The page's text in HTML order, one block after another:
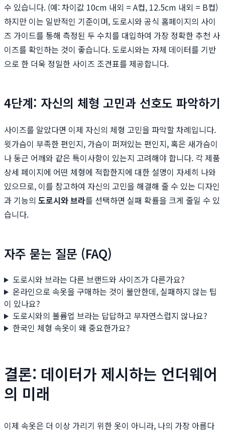
수 있습니다. (예: 차이값 10cm 내외 = A컵, 12.5cm 내외 = B컵)
하지만 이는 일반적인 기준이며, 도로시와 공식 홈페이지의 사이
즈 가이드를 통해 측정된 두 수치를 대입하여 가장 정확한 추천 사
이즈를 확인하는 것이 좋습니다. 도로시와는 자체 데이터를 기반
으로 한 더욱 정밀한 사이즈 조견표를 제공합니다.
4단계: 자신의 체형 고민과 선호도 파악하기
사이즈를 알았다면 이제 자신의 체형 고민을 파악할 차례입니다.
윗가슴이 부족한 편인지, 가슴이 퍼져있는 편인지, 혹은 새가슴이
나 둥근 어깨와 같은 특이사항이 있는지 고려해야 합니다. 각 제품
상세 페이지에 어떤 체형에 적합한지에 대한 설명이 자세히 나와
있으므로, 이를 참고하여 자신의 고민을 해결해 줄 수 있는 디자인
과 기능의 도로시와 브라를 선택하면 실패 확률을 크게 줄일 수 있
습니다.
자주 묻는 질문 (FAQ)
도로시와 브라는 다른 브랜드와 사이즈가 다른가요?
온라인으로 속옷을 구매하는 것이 불안한데, 실패하지 않는 팁
이 있나요?
도로시와의 볼륨업 브라는 답답하고 부자연스럽지 않나요?
한국인 체형 속옷이 왜 중요한가요?
결론: 데이터가 제시하는 언더웨어
의 미래
이제 속옷은 더 이상 가리기 위한 옷이 아니라, 나의 가장 아름다